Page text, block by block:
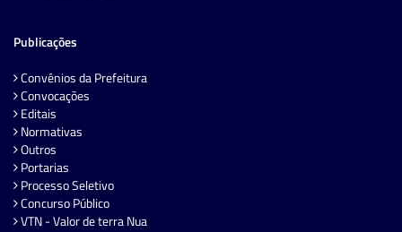
Publicações
Convênios da Prefeitura
Convocações
Editais
Normativas
Outros
Portarias
Processo Seletivo
Concurso Público
VTN - Valor de terra Nua